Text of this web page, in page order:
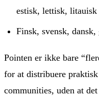
estisk, lettisk, litauisk
Finsk, svensk,
Pointen er ikke bare
for at distribuere
communities, uden at